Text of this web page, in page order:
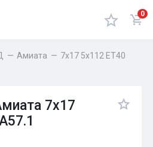
0
— Амиата — 7x17 5x112 ET40
7x17